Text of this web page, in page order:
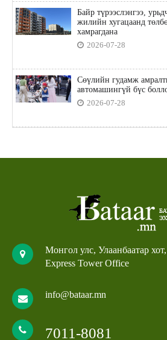
Байр түрээслэнгээ,
жилийн хугацаанд
хамрагдана
2026-07-28
Сөүлийн гудамж
автомашингүй бүс
2026-07-28
Монгол улс, Улаанбаатар
Express Tower Office
info@bataar.mn
7011-8081